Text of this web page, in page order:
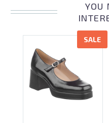
YOU
SALE